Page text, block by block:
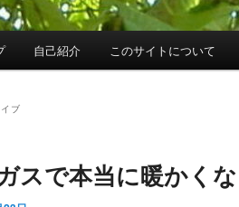
自己紹介 このサイトについて
ブ
スで本当に暖かく